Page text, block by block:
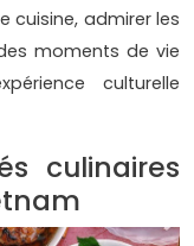
cuisine, admirer les
moments de vie
culturelle
culinaires